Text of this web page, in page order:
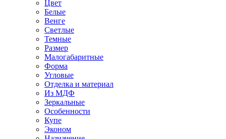
Цвет
Белые
Венге
Светлые
Темные
Размер
Малогабаритные
Форма
Угловые
Отделка и материал
Из МДФ
Зеркальные
Особенности
Купе
Эконом